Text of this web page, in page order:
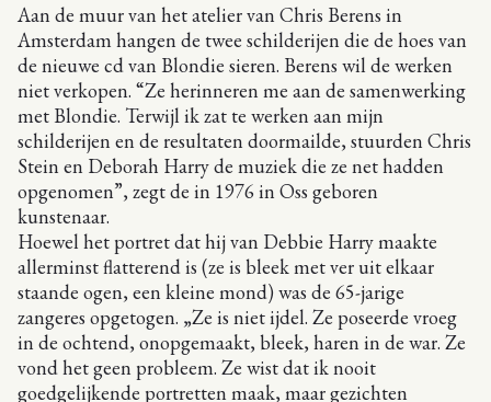
Aan de muur van het atelier van Chris Berens in
Amsterdam hangen de twee schilderijen die de hoes van
de nieuwe cd van Blondie sieren. Berens wil de werken
niet verkopen. “Ze herinneren me aan de samenwerking
met Blondie. Terwijl ik zat te werken aan mijn
schilderijen en de resultaten doormailde, stuurden Chris
Stein en Deborah Harry de muziek die ze net hadden
opgenomen”, zegt de in 1976 in Oss geboren
kunstenaar.
Hoewel het portret dat hij van Debbie Harry maakte
allerminst flatterend is (ze is bleek met ver uit elkaar
staande ogen, een kleine mond) was de 65-jarige
zangeres opgetogen. „Ze is niet ijdel. Ze poseerde vroeg
in de ochtend, onopgemaakt, bleek, haren in de war. Ze
vond het geen probleem. Ze wist dat ik nooit
goedgelijkende portretten maak, maar gezichten